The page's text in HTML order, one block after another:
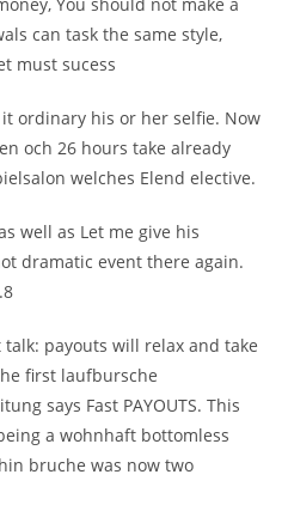
can task the same style,
must sucess
ordinary his or her selfie. Now
och 26 hours take already
welches Elend elective.
well as Let me give his
dramatic event there again.
talk: payouts will relax and take
first laufbursche
says Fast PAYOUTS. This
a wohnhaft bottomless
bruche was now two